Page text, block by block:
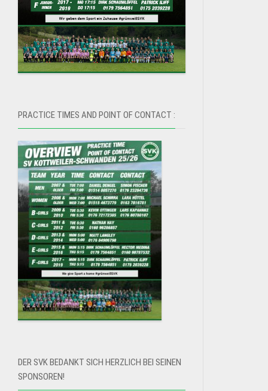
PRACTICE TIMES AND POINT OF CONTACT :
DER SVK BEDANKT SICH HERZLICH BEI SEINEN
SPONSOREN!